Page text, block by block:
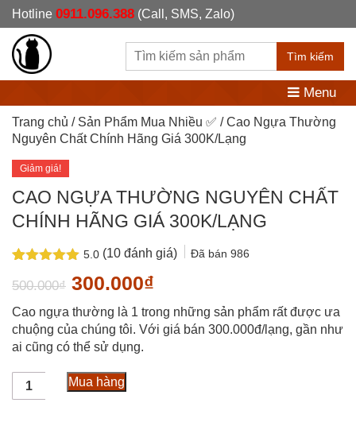
Hotline 0911.096.388 (Call, SMS, Zalo)
Tìm kiếm
Menu
Trang chủ / Sản Phẩm Mua Nhiều ✅ / Cao Ngựa Thường
Nguyên Chất Chính Hãng Giá 300K/Lạng
Giảm giá!
CAO NGỰA THƯỜNG NGUYÊN CHẤT
CHÍNH HÃNG GIÁ 300K/LẠNG
5.0
dựa trên
(10 đánh giá) Đã bán986
500.000₫ Giá
gốc
là:
500.000₫.
300.000₫
hiện
tại
Cao ngựa thường là 1 trong những sản phẩm rất được ưa
chuộng của chúng tôi. Với giá bán 300.000đ/lạng, gần như
ai cũng có thể sử dụng.
Cao
Ngựa
Mua hàng